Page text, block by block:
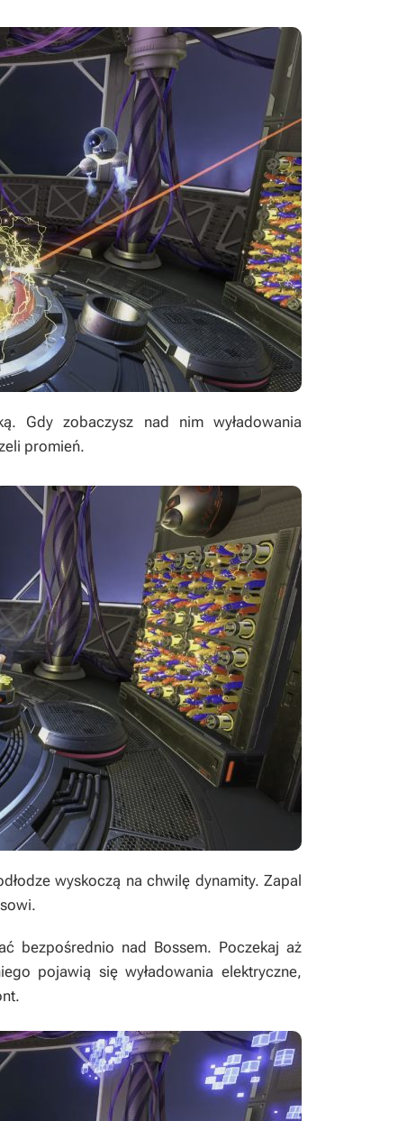
Gdy zobaczysz nad nim wyładowania
promień.
wyskoczą na chwilę dynamity. Zapal
bezpośrednio nad Bossem. Poczekaj aż
pojawią się wyładowania elektryczne,